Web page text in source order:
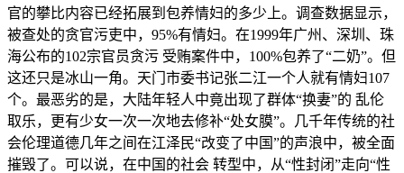
官的攀比内容已经拓展到包养情妇的多少上。调查数据显示，
被查处的贪官污吏中，95%有情妇。在1999年广州、深圳、珠
海公布的102宗官员贪污 受贿案件中，100%包养了“二奶”。但
这还只是冰山一角。天门市委书记张二江一个人就有情妇107
个。最恶劣的是，大陆年轻人中竟出现了群体“换妻”的 乱伦
取乐，更有少女一次一次地去修补“处女膜”。几千年传统的社
会伦理道德几年之间在江泽民“改变了中国”的声浪中，被全面
摧毁了。可以说，在中国的社会 转型中，从“性封闭”走向“性